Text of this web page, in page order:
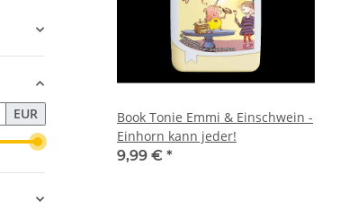
Book Tonie Emmi & Einschwein -
Einhorn kann jeder!
9,99 € *
EUR